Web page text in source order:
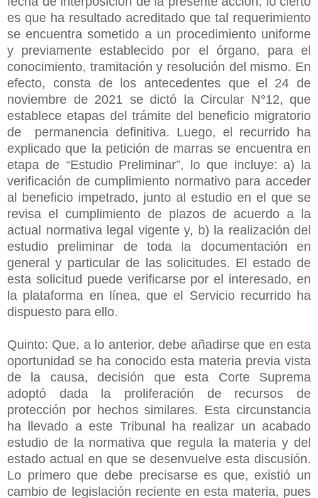
es que ha resultado acreditado que tal requerimiento
se encuentra sometido a un procedimiento uniforme
y previamente establecido por el órgano, para el
conocimiento, tramitación y resolución del mismo. En
efecto, consta de los antecedentes que el 24 de
noviembre de 2021 se dictó la Circular N°12, que
establece etapas del trámite del beneficio migratorio
de permanencia definitiva. Luego, el recurrido ha
explicado que la petición de marras se encuentra en
etapa de “Estudio Preliminar”, lo que incluye: a) la
verificación de cumplimiento normativo para acceder
al beneficio impetrado, junto al estudio en el que se
revisa el cumplimiento de plazos de acuerdo a la
actual normativa legal vigente y, b) la realización del
estudio preliminar de toda la documentación en
general y particular de las solicitudes. El estado de
esta solicitud puede verificarse por el interesado, en
la plataforma en línea, que el Servicio recurrido ha
dispuesto para ello.
Quinto: Que, a lo anterior, debe añadirse que en esta
oportunidad se ha conocido esta materia previa vista
de la causa, decisión que esta Corte Suprema
adoptó dada la proliferación de recursos de
protección por hechos similares. Esta circunstancia
ha llevado a este Tribunal ha realizar un acabado
estudio de la normativa que regula la materia y del
estado actual en que se desenvuelve esta discusión.
Lo primero que debe precisarse es que, existió un
cambio de legislación reciente en esta materia, pues